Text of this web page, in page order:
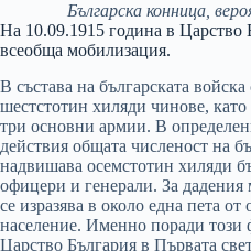
Българска конница,
На 10.09.1915 година в Царство
всеобща мобилизация.
В състава на българската
шестстотин хиляди чинове, като
три основни армии. В
действия общата численост на
надвишава осемстотин хиляди
офицери и генерали. За дадения
се изразява в около една пета
население. Именно поради този
Царство България в Първата